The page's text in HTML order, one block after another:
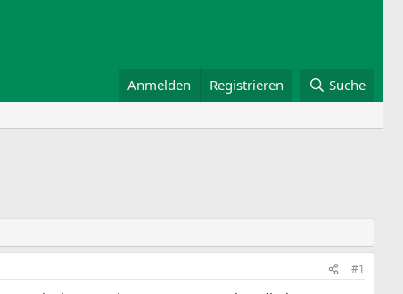
Anmelden Registrieren Suche
#1